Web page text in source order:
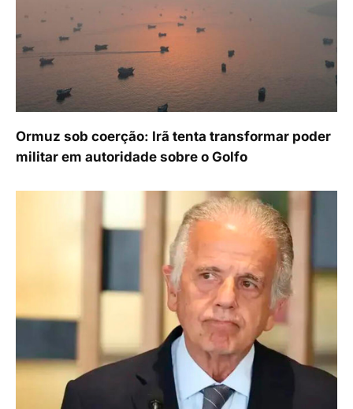
Ormuz sob coerção: Irã tenta transformar poder
militar em autoridade sobre o Golfo